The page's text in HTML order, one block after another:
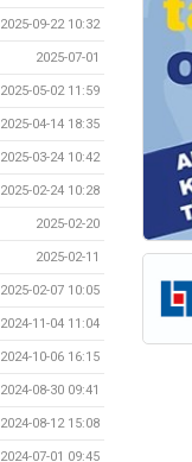
2025-09-22 10:32
2025-07-01
2025-05-02 11:59
2025-04-14 18:35
2025-03-24 10:42
2025-02-24 10:28
2025-02-20
2025-02-11
2025-02-07 10:05
2024-11-04 11:04
2024-10-06 16:15
2024-08-30 09:41
2024-08-12 15:08
2024-07-01 09:45